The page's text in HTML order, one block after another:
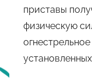
приставы
физическую